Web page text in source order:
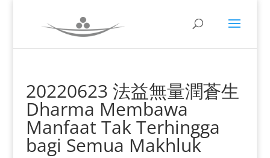
20220623 法益無量潤蒼生
Dharma Membawa
Manfaat Tak Terhingga
bagi Semua Makhluk